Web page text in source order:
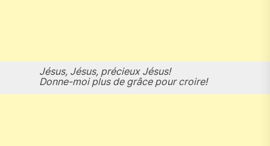
Jésus, Jésus, précieux Jésus!
Donne-moi plus de grâce pour croire!